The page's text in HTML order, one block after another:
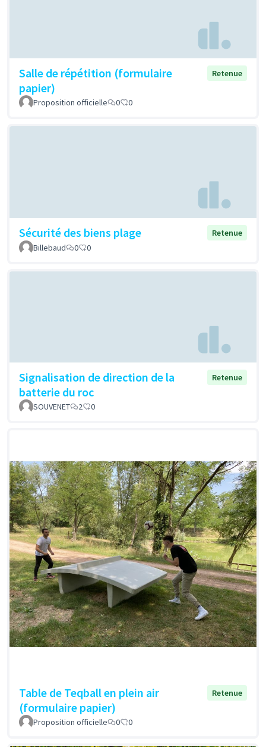
Salle de répétition (formulaire
papier)
Retenue
Proposition officielle 0 0
Sécurité des biens plage
Retenue
Billebaud
0 0
Signalisation de direction de la
batterie du roc
Retenue
SOUVENET 2 0
Table de Teqball en plein air
(formulaire papier)
Retenue
Proposition officielle 0 0